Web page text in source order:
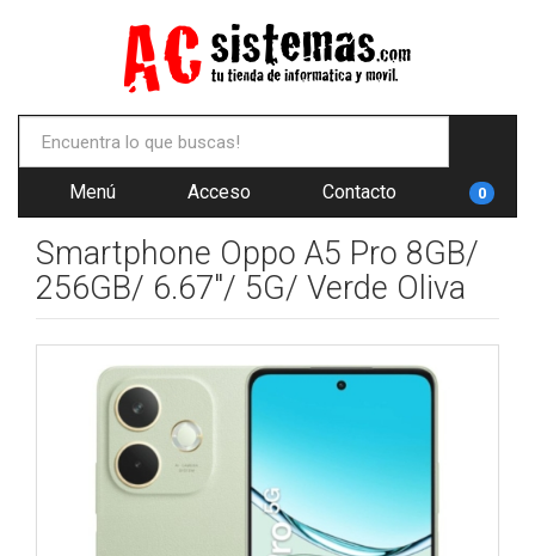
Menú Acceso Contacto 0
Smartphone Oppo A5 Pro 8GB/
256GB/ 6.67"/ 5G/ Verde Oliva